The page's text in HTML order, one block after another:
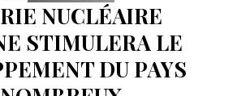
NUCLÉAIRE
STIMULERA LE
DU PAYS